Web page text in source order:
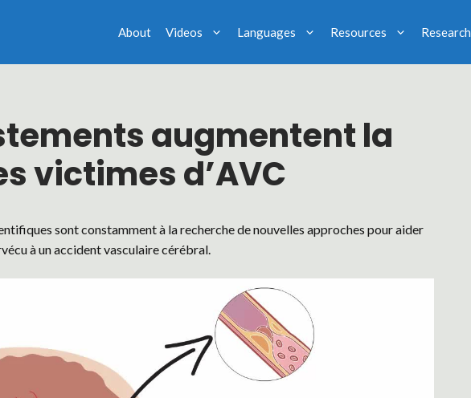
About Videos Languages Resources Research
augmentent la
victimes d’AVC
sont constamment à la recherche de nouvelles approches pour aider
à un accident vasculaire cérébral.